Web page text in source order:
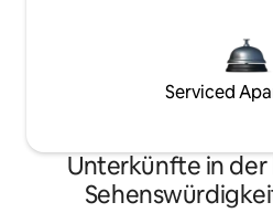
Serviced
Unterkünfte in der